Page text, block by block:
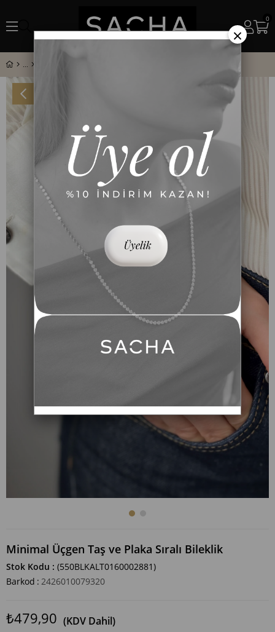
0
Minimal Üçgen Taş ve Plaka Sıralı Bileklik
Stok Kodu
(550BLKALT0160002881)
Barkod : 2426010079320
₺479,90 (KDV Dahil)
×